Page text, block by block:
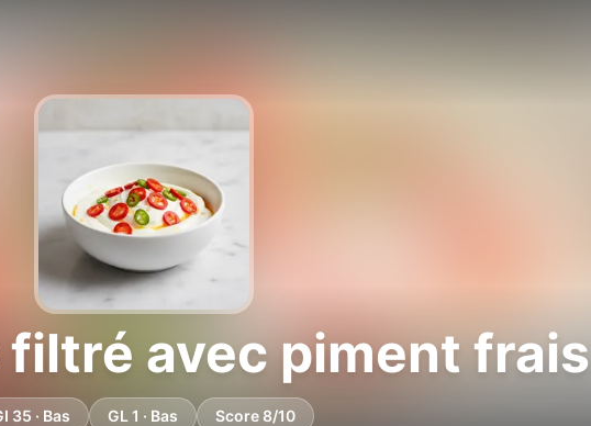
avec piment frais
35 · Bas GL 1 · Bas Score 8/10